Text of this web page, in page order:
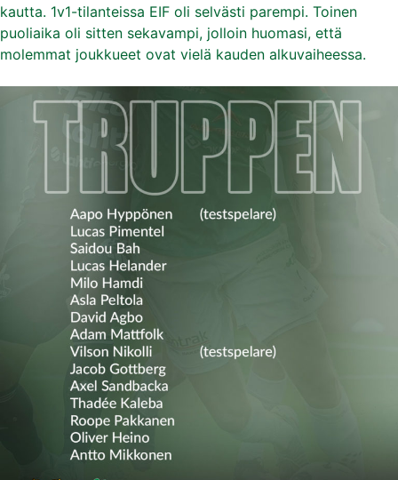
kautta. 1v1-tilanteissa EIF oli selvästi parempi. Toinen
puoliaika oli sitten sekavampi, jolloin huomasi, että
molemmat joukkueet ovat vielä kauden alkuvaiheessa.